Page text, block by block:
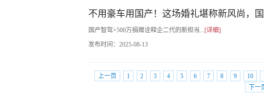
不用豪车用国产！这场婚礼堪称新风尚，
国产智驾+500万捐赠诠释企二代的新担当...[详细]
发布时间： 2025-08-13
上一页 1 2 3 4 5 6 7 8 9 10
下一